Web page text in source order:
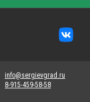
info@sergievgrad.ru
8-915-459-58-58